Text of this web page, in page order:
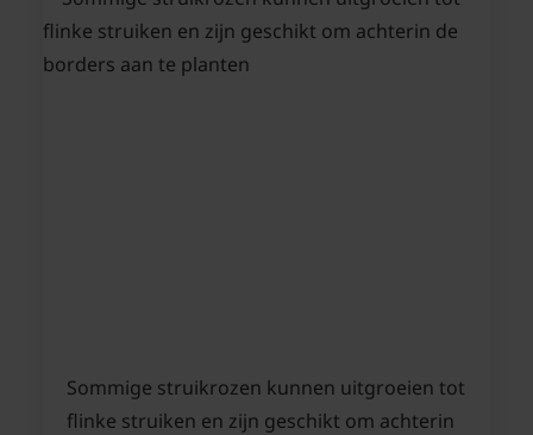
Sommige struikrozen kunnen uitgroeien tot
flinke struiken en zijn geschikt om achterin